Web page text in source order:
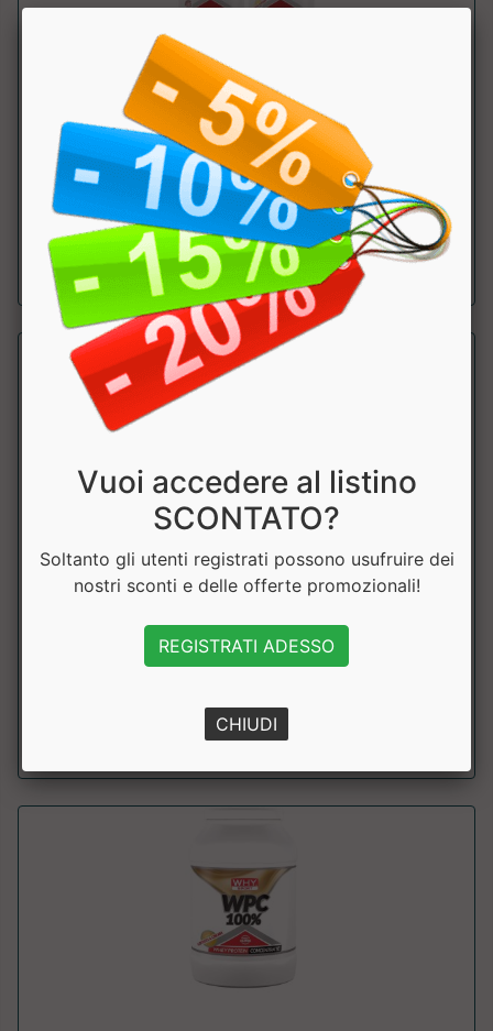
PERFECT BLEND 90
Why Sport
Blend di proteine time release. ....
a partire da € 49.52
sconto 20%
Perfect Whey
Why Sport
Proteine microfiltrate del siero del latte, 100% isolate
(Isolac®), altissima solubil...
a partire da € 38.61
Vuoi accedere al listino
SCONTATO?
Soltanto gli utenti registrati possono usufruire dei
nostri sconti e delle offerte promozionali!
REGISTRATI ADESSO
CHIUDI